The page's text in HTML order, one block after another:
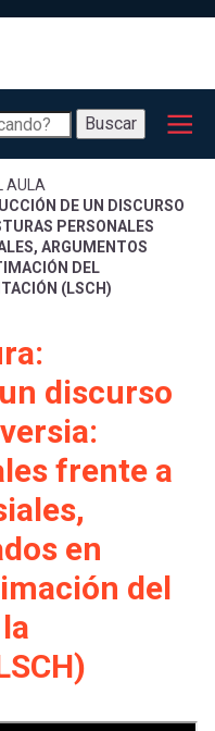
Buscar
AULA
DE UN DISCURSO
PERSONALES
ARGUMENTOS
DEL
(LSCH)
discurso
frente a
en
del